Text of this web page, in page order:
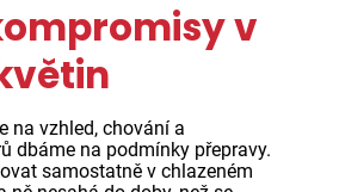
v
na vzhled, chování a
dbáme na podmínky přepravy.
samostatně v chlazeném